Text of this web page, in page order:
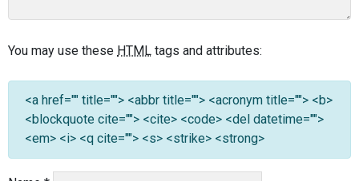
You may use these HTML tags and attributes:
<a href="" title=""> <abbr title=""> <acronym title=""> <b>
<blockquote cite=""> <cite> <code> <del datetime="">
<em> <i> <q cite=""> <s> <strike> <strong>